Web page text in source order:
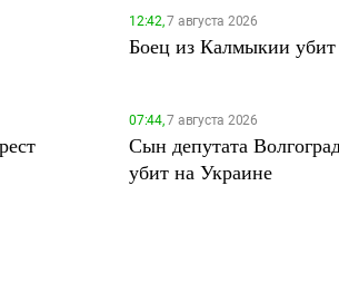
12:42,7 августа 2026
Боец из Калмыкии
07:44,7 августа 2026
Сын депутата
убит на Украине